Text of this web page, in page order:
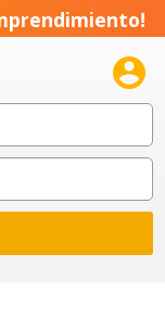
